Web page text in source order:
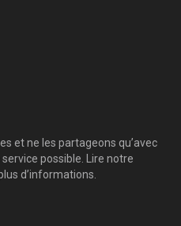
et ne les partageons qu’avec
possible. Lire notre
d’informations.